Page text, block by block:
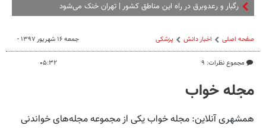
رگبار و رعدوبرق در راه این مناطق کشور | تهران خنک می‌شود
صفحه اصلی اخبار دانش پزشکی
مجموع نظرات: ۹
جمعه ۱۶ شهریور ۱۳۹۷ -
۰۵:۳۲
مجله خواب
همشهری آنلاین: مجله خواب یکی از مجموعه مجله‌های خواندنی